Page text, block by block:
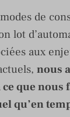
de
lot
aux
nous
que nous
qu’en